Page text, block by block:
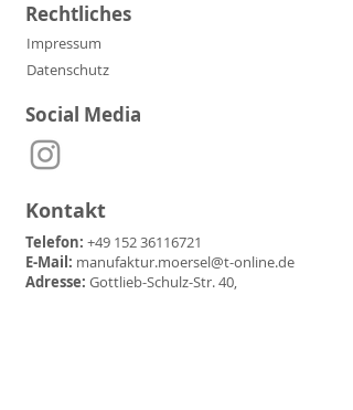
Rechtliches
Impressum
Datenschutz
Social Media
Kontakt
Telefon: +49 152 36116721
E-Mail: manufaktur.moersel@t-online.de
Adresse: Gottlieb-Schulz-Str. 40,